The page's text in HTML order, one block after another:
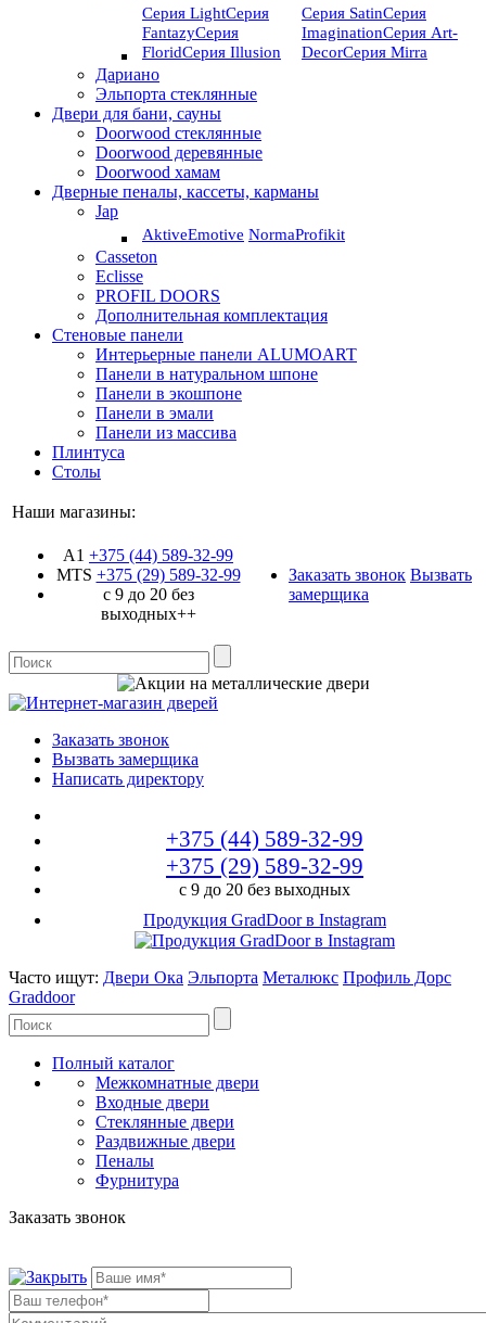
Серия LightСерия
FantazyСерия
FloridСерия Illusion
Серия SatinСерия
ImaginationСерия Art-
DeсorСерия Mirra
Дариано
Эльпорта стеклянные
Двери для бани, сауны
Doorwood стеклянные
Doorwood деревянные
Doorwood хамам
Дверные пеналы, кассеты, карманы
Jap
AktiveEmotive NormaProfikit
Casseton
Eclisse
PROFIL DOORS
Дополнительная комплектация
Стеновые панели
Интерьерные панели ALUMOART
Панели в натуральном шпоне
Панели в экошпоне
Панели в эмали
Панели из массива
Плинтуса
Столы
Наши магазины:
A1 +375 (44) 589-32-99
MTS +375 (29)589-32-99
с 9 до 20 без
выходных++
Заказать звонок Вызвать
замерщика
Заказать звонок
Вызвать замерщика
Написать директору
+375 (44) 589-32-99
+375 (29) 589-32-99
с 9 до 20 без выходных
Продукция GradDoor в Instagram
Часто ищут: Двери Ока Эльпорта Металюкс Профиль Дорс
Graddoor
Полный каталог
Межкомнатные двери
Входные двери
Стеклянные двери
Раздвижные двери
Пеналы
Фурнитура
Заказать звонок